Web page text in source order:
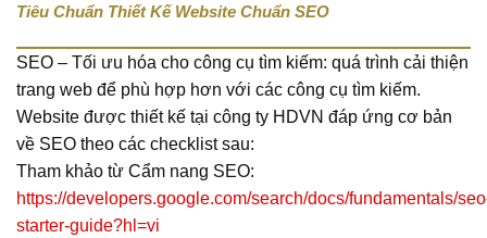
Tiêu Chuẩn Thiết Kế Website Chuẩn SEO
SEO – Tối ưu hóa cho công cụ tìm kiếm: quá trình cải thiện
trang web để phù hợp hơn với các công cụ tìm kiếm.
Website được thiết kế tại công ty HDVN đáp ứng cơ bản
về SEO theo các checklist sau:
Tham khảo từ Cẩm nang SEO:
https://developers.google.com/search/docs/fundamentals/
starter-guide?hl=vi